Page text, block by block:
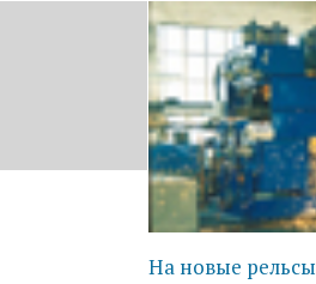
На новые рельсы